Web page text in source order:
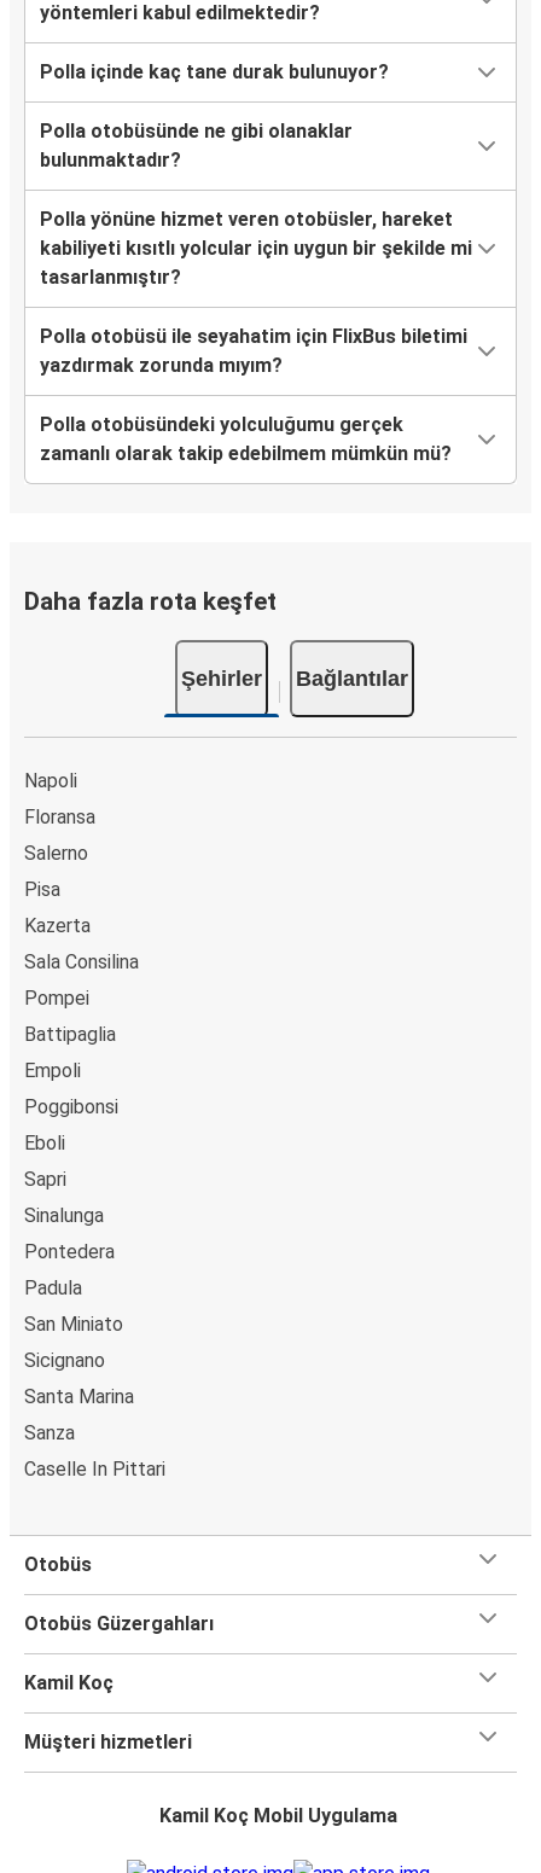
yöntemleri kabul edilmektedir?
Polla içinde kaç tane durak bulunuyor?
Polla otobüsünde ne gibi olanaklar
bulunmaktadır?
Polla yönüne hizmet veren otobüsler, hareket
kabiliyeti kısıtlı yolcular için uygun bir şekilde mi
tasarlanmıştır?
Polla otobüsü ile seyahatim için FlixBus biletimi
yazdırmak zorunda mıyım?
Polla otobüsündeki yolculuğumu gerçek
zamanlı olarak takip edebilmem mümkün mü?
Daha fazla rota keşfet
Şehirler Bağlantılar
Napoli
Floransa
Salerno
Pisa
Kazerta
Sala Consilina
Pompei
Battipaglia
Empoli
Poggibonsi
Eboli
Sapri
Sinalunga
Pontedera
Padula
San Miniato
Sicignano
Santa Marina
Sanza
Caselle In Pittari
Otobüs
Otobüs Güzergahları
Kamil Koç
Müşteri hizmetleri
Kamil Koç Mobil Uygulama